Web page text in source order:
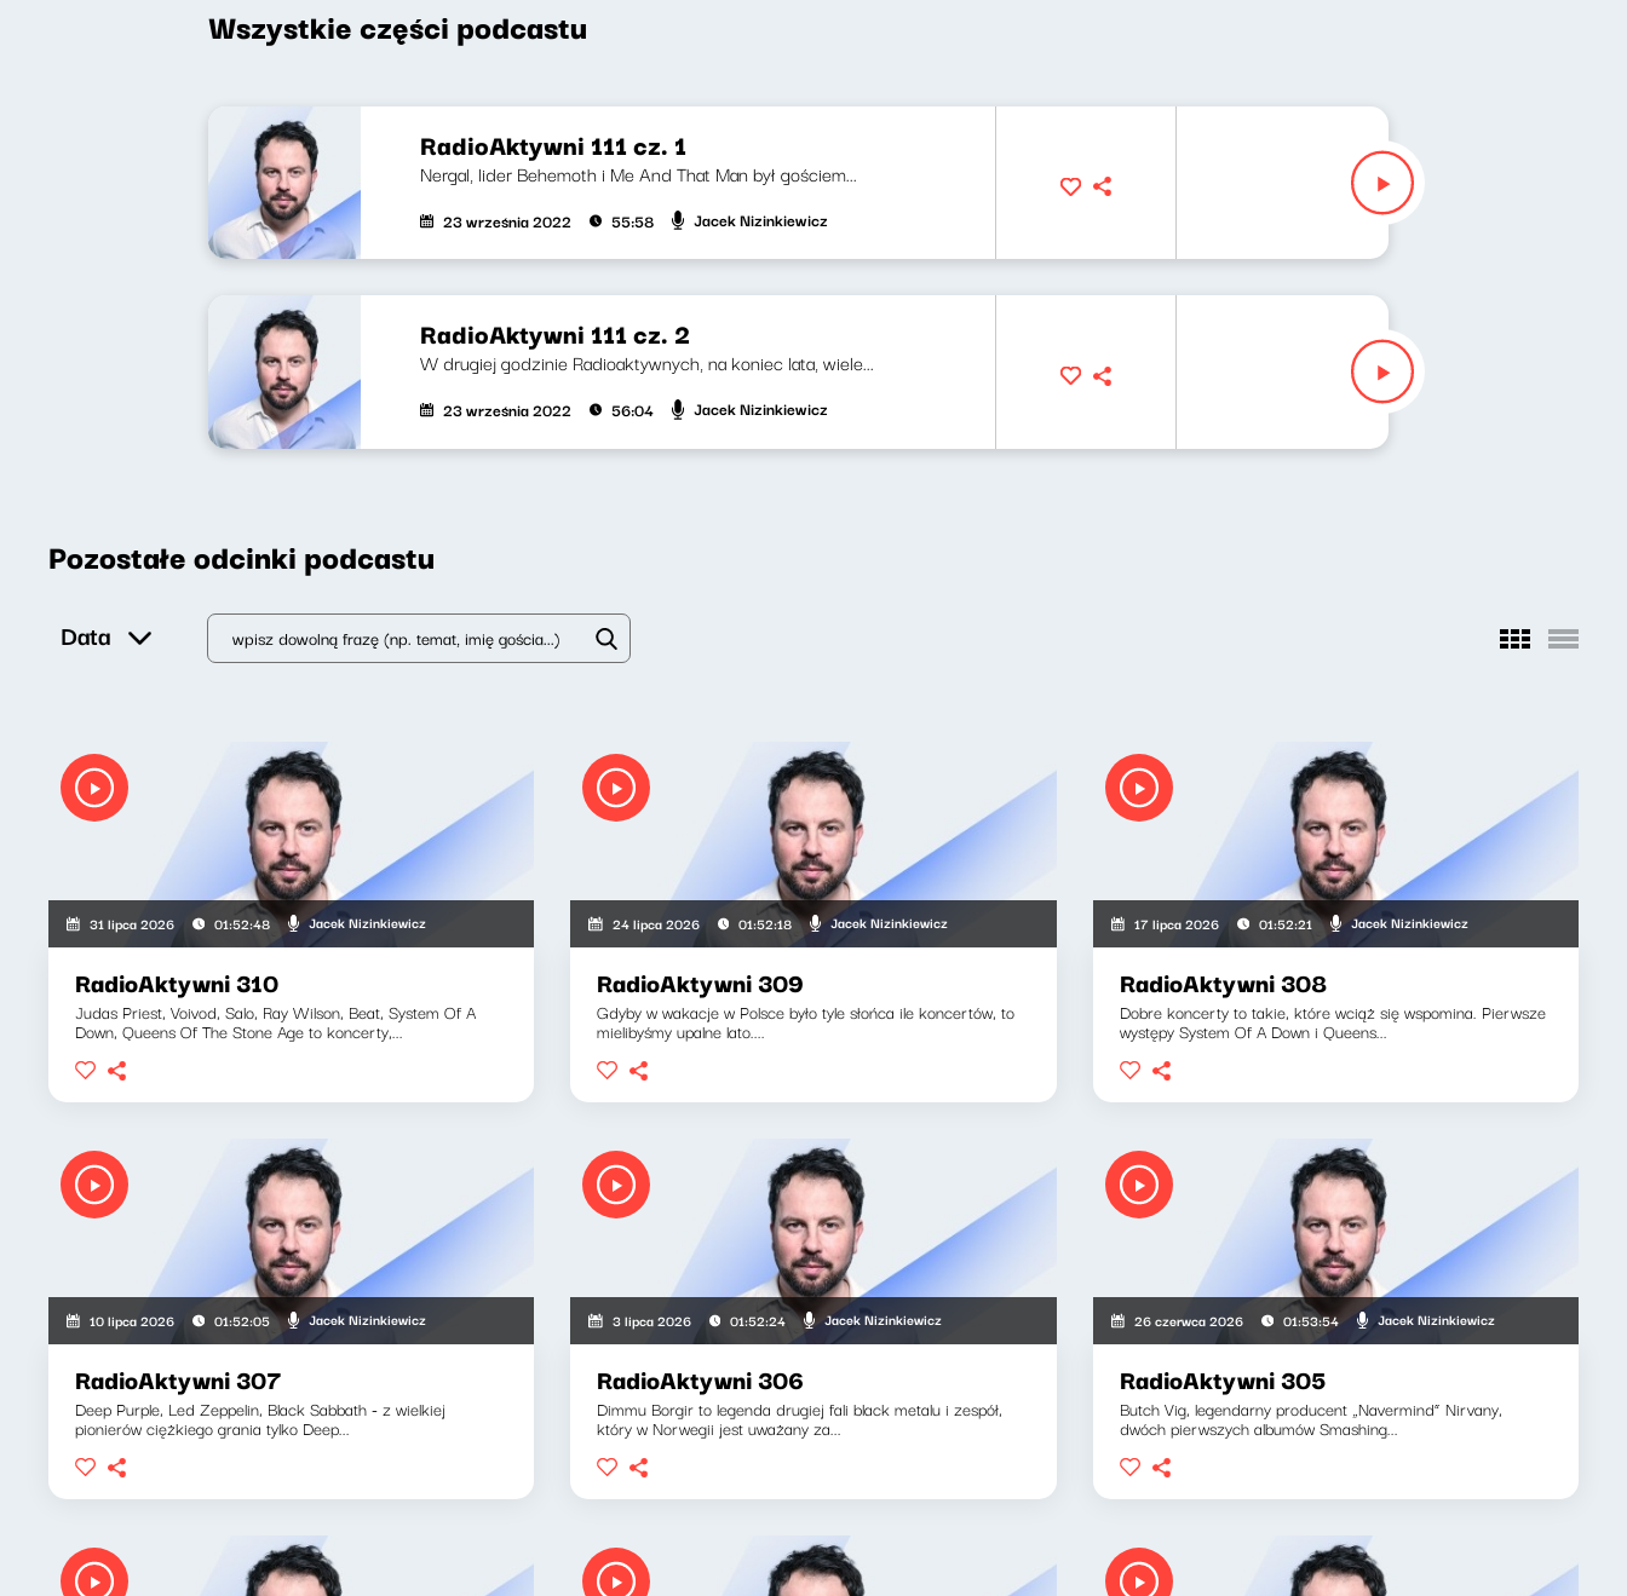
Wszystkie części podcastu
RadioAktywni 111 cz. 1
Nergal, lider Behemoth i Me And That Man był gościem...
23 września 2022 55:58 Jacek Nizinkiewicz
RadioAktywni 111 cz. 2
W drugiej godzinie Radioaktywnych, na koniec lata, wiele...
23 września 2022 56:04 Jacek Nizinkiewicz
Pozostałe odcinki podcastu
Data
31 lipca 2026 01:52:48 Jacek Nizinkiewicz
RadioAktywni 310
Judas Priest, Voivod, Salo, Ray Wilson, Beat, System Of A
Down, Queens Of The Stone Age to koncerty,...
24 lipca 2026 01:52:18 Jacek Nizinkiewicz
RadioAktywni 309
Gdyby w wakacje w Polsce było tyle słońca ile koncertów, to
mielibyśmy upalne lato....
17 lipca 2026 01:52:21 Jacek Nizinkiewicz
RadioAktywni 308
Dobre koncerty to takie, które wciąż się wspomina. Pierwsze
występy System Of A Down i Queens...
10 lipca 2026 01:52:05 Jacek Nizinkiewicz
RadioAktywni 307
Deep Purple, Led Zeppelin, Black Sabbath - z wielkiej
pionierów ciężkiego grania tylko Deep...
3 lipca 2026 01:52:24 Jacek Nizinkiewicz
RadioAktywni 306
Dimmu Borgir to legenda drugiej fali black metalu i zespół,
który w Norwegii jest uważany za...
26 czerwca 2026 01:53:54 Jacek Nizinkiewicz
RadioAktywni 305
Butch Vig, legendarny producent „Navermind” Nirvany,
dwóch pierwszych albumów Smashing...